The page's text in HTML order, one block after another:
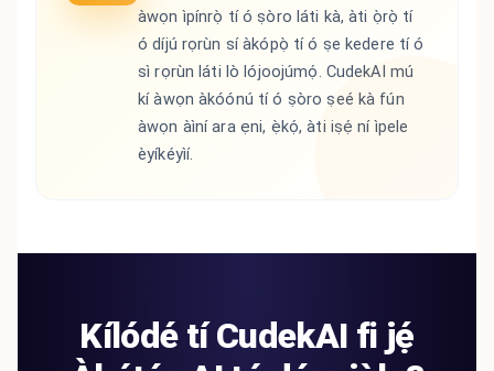
àwọn ìpínrọ̀ tí ó ṣòro láti kà, àti ọ̀rọ̀ tí
ó díjú rọrùn sí àkópọ̀ tí ó ṣe kedere tí ó
sì rọrùn láti lò lójoojúmọ́. CudekAI mú
kí àwọn àkóónú tí ó ṣòro ṣeé kà fún
àwọn àìní ara ẹni, ẹ̀kọ́, àti iṣẹ́ ní ìpele
èyíkéyìí.
Kílódé tí CudekAI fi jẹ́